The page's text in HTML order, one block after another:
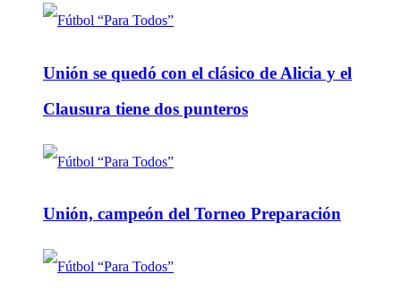
Unión se quedó con el clásico de Alicia y el
Clausura tiene dos punteros
Unión, campeón del Torneo Preparación